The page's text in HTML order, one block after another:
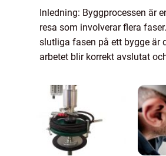
Inledning: Byggprocessen är
resa som involverar flera
slutliga fasen på ett bygge är
arbetet blir korrekt avslutat
att ge en övergripande och